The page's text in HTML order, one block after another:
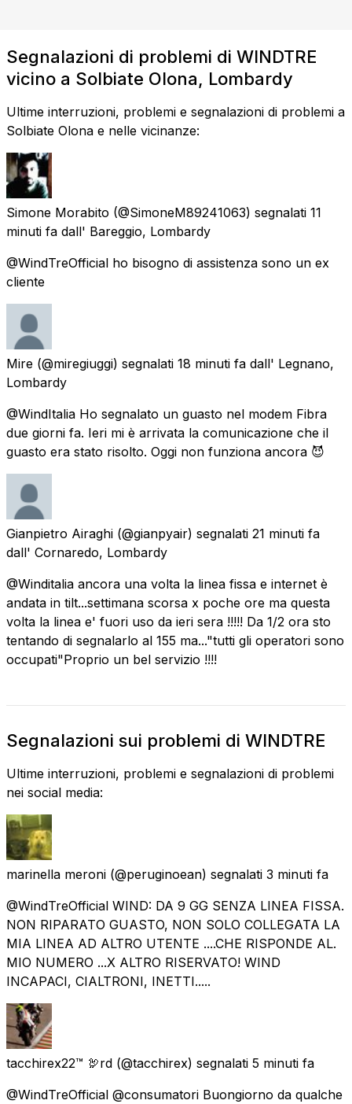
Segnalazioni di problemi di WINDTRE
vicino a Solbiate Olona, Lombardy
Ultime interruzioni, problemi e segnalazioni di problemi a
Solbiate Olona e nelle vicinanze:
Simone Morabito (@SimoneM89241063) segnalati 11
minuti fa dall' Bareggio, Lombardy
@WindTreOfficial ho bisogno di assistenza sono un ex
cliente
Mire (@miregiuggi) segnalati 18 minuti fa dall' Legnano,
Lombardy
@WindItalia Ho segnalato un guasto nel modem Fibra
due giorni fa. Ieri mi è arrivata la comunicazione che il
guasto era stato risolto. Oggi non funziona ancora 😈
Gianpietro Airaghi (@gianpyair) segnalati 21 minuti fa
dall' Cornaredo, Lombardy
@Winditalia ancora una volta la linea fissa e internet è
andata in tilt...settimana scorsa x poche ore ma questa
volta la linea e' fuori uso da ieri sera !!!!! Da 1/2 ora sto
tentando di segnalarlo al 155 ma..."tutti gli operatori sono
occupati"Proprio un bel servizio !!!!
Segnalazioni sui problemi di WINDTRE
Ultime interruzioni, problemi e segnalazioni di problemi
nei social media:
marinella meroni (@peruginoean) segnalati 3 minuti fa
@WindTreOfficial WIND: DA 9 GG SENZA LINEA FISSA.
NON RIPARATO GUASTO, NON SOLO COLLEGATA LA
MIA LINEA AD ALTRO UTENTE ....CHE RISPONDE AL.
MIO NUMERO ...X ALTRO RISERVATO! WIND
INCAPACI, CIALTRONI, INETTI.....
tacchirex22™ 🦃rd (@tacchirex) segnalati 5 minuti fa
@WindTreOfficial @consumatori Buongiorno da qualche